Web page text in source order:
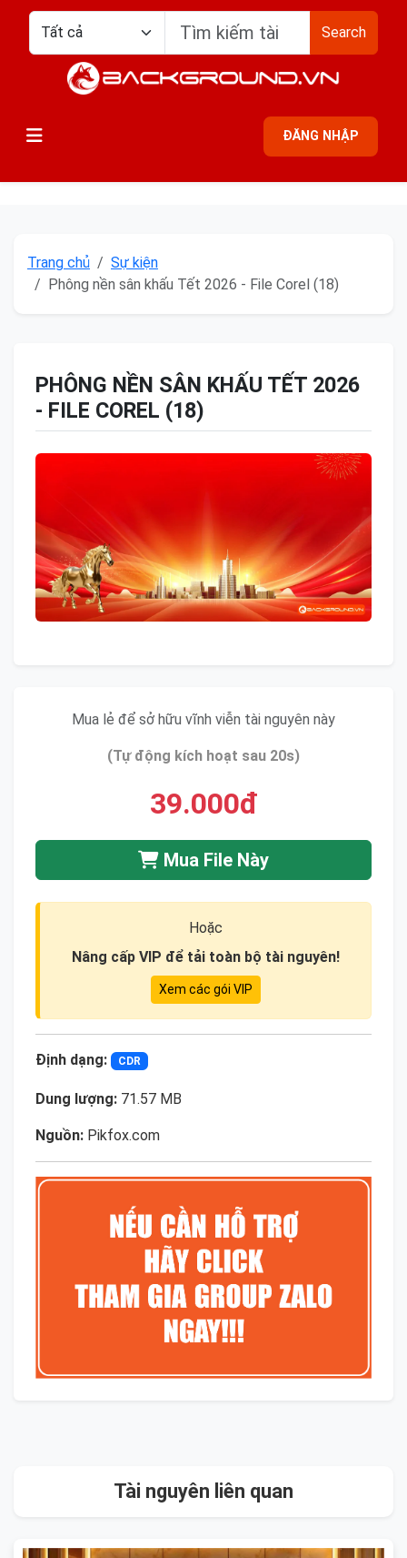
Search
ĐĂNG NHẬP
Trang chủ
Sự kiện
Phông nền sân khấu Tết 2026 - File Corel (18)
PHÔNG NỀN SÂN KHẤU TẾT 2026
- FILE COREL (18)
Mua lẻ để sở hữu vĩnh viễn tài nguyên này
(Tự động kích hoạt sau 20s)
39.000đ
Mua File Này
Hoặc
Nâng cấp VIP để tải toàn bộ tài nguyên!
Xem các gói VIP
Định dạng: CDR
Dung lượng: 71.57 MB
Nguồn: Pikfox.com
Tài nguyên liên quan